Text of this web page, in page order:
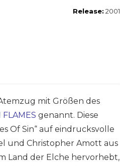
Release: 2001
mit Größen des
FLAMES genannt. Diese
Of Sin“ auf eindrucksvolle
und Christopher Amott aus
Land der Elche hervorhebt,